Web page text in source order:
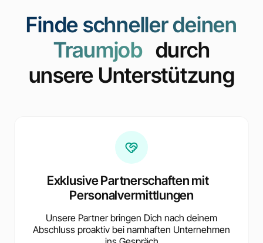
Finde schneller deinen
Traumjobdurch
unsere Unterstützung
Exklusive Partnerschaften mit
Personalvermittlungen
Unsere Partner bringen Dich nach deinem
Abschluss proaktiv bei namhaften Unternehmen